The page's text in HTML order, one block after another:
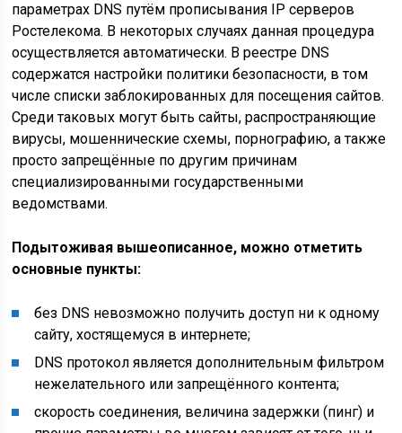
параметрах DNS путём прописывания IP серверов
Ростелекома. В некоторых случаях данная процедура
осуществляется автоматически. В реестре DNS
содержатся настройки политики безопасности, в том
числе списки заблокированных для посещения сайтов.
Среди таковых могут быть сайты, распространяющие
вирусы, мошеннические схемы, порнографию, а также
просто запрещённые по другим причинам
специализированными государственными
ведомствами.
Подытоживая вышеописанное, можно отметить
основные пункты:
без DNS невозможно получить доступ ни к одному
сайту, хостящемуся в интернете;
DNS протокол является дополнительным фильтром
нежелательного или запрещённого контента;
скорость соединения, величина задержки (пинг) и